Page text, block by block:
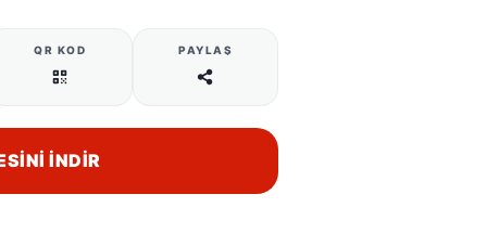
QR KOD PAYLAŞ
İNDIR